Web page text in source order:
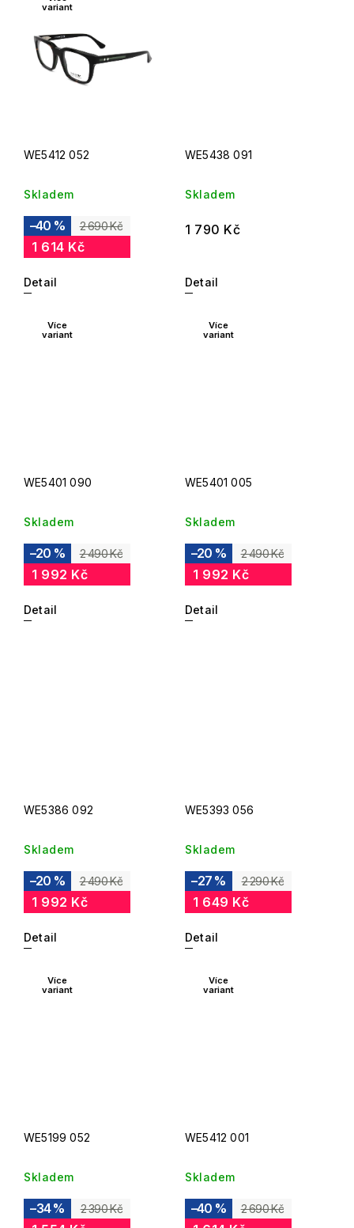
variant
WE5412 052
Skladem
2 690 Kč
–40 %
1 614 Kč
Detail
WE5438 091
Skladem
1 790 Kč
Detail
Více
variant
WE5401 090
Skladem
2 490 Kč
–20 %
1 992 Kč
Detail
Více
variant
WE5401 005
Skladem
2 490 Kč
–20 %
1 992 Kč
Detail
WE5386 092
Skladem
2 490 Kč
–20 %
1 992 Kč
Detail
WE5393 056
Skladem
2 290 Kč
–27 %
1 649 Kč
Detail
Více
variant
WE5199 052
Skladem
2 390 Kč
–34 %
Více
variant
WE5412 001
Skladem
2 690 Kč
–40 %